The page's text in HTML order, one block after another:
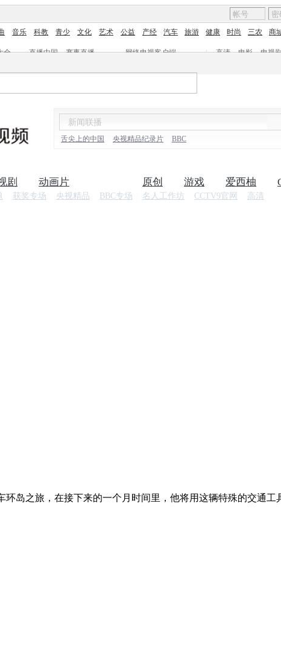
音乐 科教 青少 文化 艺术 公益 产经 汽车 旅游 健康 时尚 三农 商
全 直播中国 赛事直播 网络电视客户端 | 高清 电影
电视
舌尖上的中国 央视精品纪录片 BBC
剧 动画片
获奖专场 央视精品 BBC专场 名人工作坊 CCTV9官网 高清
原创 游戏 爱西柚
环岛之旅，在接下来的一个月时间里，他将用这辆特殊的交通